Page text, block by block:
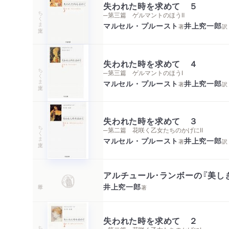
ちくま文庫
失われた時を求めて ５
─第三篇 ゲルマントのほうⅡ
マルセル・プルースト 著井上究一郎訳
ちくま文庫
失われた時を求めて ４
─第三篇 ゲルマントのほうⅠ
マルセル・プルースト 著井上究一郎訳
ちくま文庫
失われた時を求めて ３
─第二篇 花咲く乙女たちのかげにⅡ
マルセル・プルースト 著井上究一郎訳
アルチュール･ランボーの『美し
井上究一郎著
失われた時を求めて ２